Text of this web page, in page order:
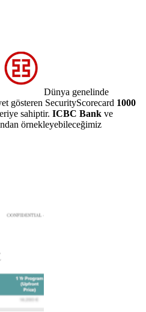
Dünya genelinde
gösteren SecurityScorecard 1000
sahiptir. ICBC Bank ve
örnekleyebileceğimiz